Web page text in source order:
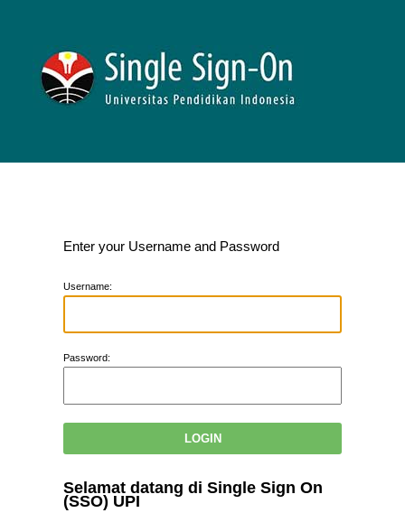
Enter your Username and Password
Username:
Password:
Selamat datang di Single Sign On
(SSO) UPI